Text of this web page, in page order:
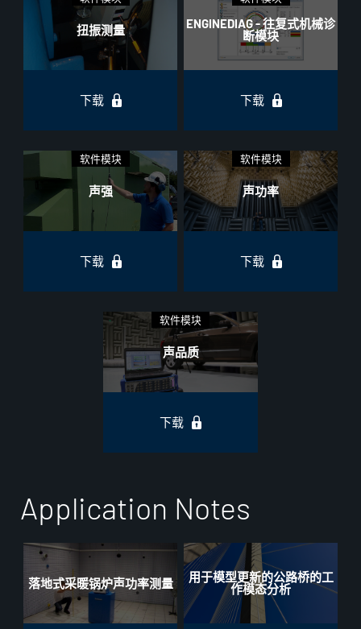
扭振测量
下载
ENGINEDIAG - 往复式机械诊
断模块
下载
软件模块
声强
下载
软件模块
声功率
下载
软件模块
声品质
下载
Application Notes
落地式采暖锅炉声功率测量
用于模型更新的公路桥的工
作模态分析